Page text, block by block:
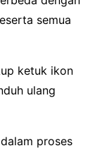
semua
ketuk ikon
ulang
proses